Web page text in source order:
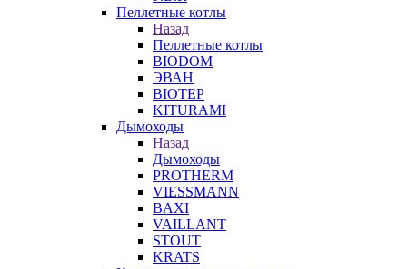
Пеллетные котлы
Назад
Пеллетные котлы
BIODOM
ЭВАН
BIOTEP
KITURAMI
Дымоходы
Назад
Дымоходы
PROTHERM
VIESSMANN
BAXI
VAILLANT
STOUT
KRATS